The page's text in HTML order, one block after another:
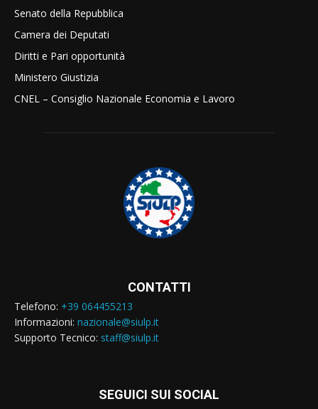
Senato della Repubblica
Camera dei Deputati
Diritti e Pari opportunità
Ministero Giustizia
CNEL – Consiglio Nazionale Economia e Lavoro
CONTATTI
Telefono: +39 064455213
Informazioni: nazionale@siulp.it
Supporto Tecnico: staff@siulp.it
SEGUICI SUI SOCIAL